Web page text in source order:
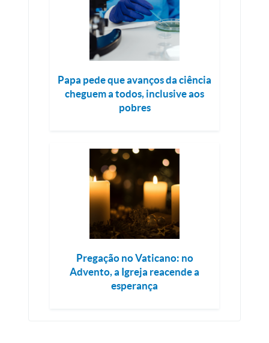
Papa pede que avanços da ciência
cheguem a todos, inclusive aos
pobres
Pregação no Vaticano: no
Advento, a Igreja reacende a
esperança